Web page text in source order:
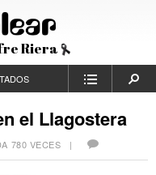
Riera
el Llagostera
780 VECES |